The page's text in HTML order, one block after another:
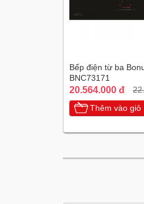
Bếp điện từ ba
BNC73171
20.564.000 đ
Thêm vào giỏ